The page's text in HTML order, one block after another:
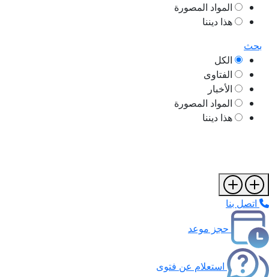
المواد المصورة
هذا ديننا
بحث
الكل
الفتاوى
الأخبار
المواد المصورة
هذا ديننا
اتصل بنا
حجز موعد
استعلام عن فتوى